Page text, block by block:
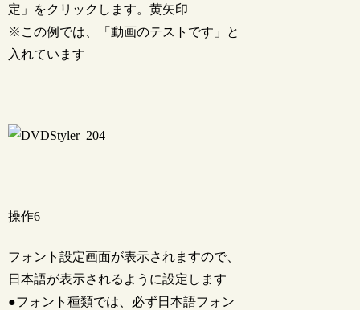
定」をクリックします。黄矢印
※この例では、「動画のテストです」と
入れています
操作6
フォント設定画面が表示されますので、
日本語が表示されるように設定します
●フォント種類では、必ず日本語フォン